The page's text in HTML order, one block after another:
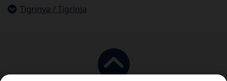
Tigrinya / Tigrinja